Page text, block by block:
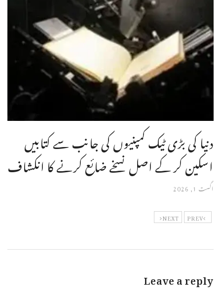
دنیا کی بڑی ٹیک کمپنیوں کی جانب سے کتابیں
اسکین کر کے اصل نسخے ضائع کرنے کا انکشاف
اگست 1, 2026
PREV
NEXT
Leave a reply